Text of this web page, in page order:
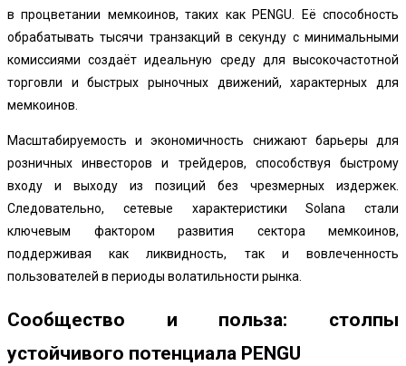
в процветании мемкоинов, таких как PENGU. Её способность
обрабатывать тысячи транзакций в секунду с минимальными
комиссиями создаёт идеальную среду для высокочастотной
торговли и быстрых рыночных движений, характерных для
мемкоинов.
Масштабируемость и экономичность снижают барьеры для
розничных инвесторов и трейдеров, способствуя быстрому
входу и выходу из позиций без чрезмерных издержек.
Следовательно, сетевые характеристики Solana стали
ключевым фактором развития сектора мемкоинов,
поддерживая как ликвидность, так и вовлеченность
пользователей в периоды волатильности рынка.
Сообщество и польза: столпы
устойчивого потенциала PENGU